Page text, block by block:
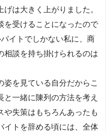
は大きく上がりました。
を受けることになったので
イトでしかない私に、商
相談を持ち掛けられるのは
姿を見ている自分だからこ
一緒に陳列の方法を考え
や失策はもちろんあったも
イトを辞める頃には、全体